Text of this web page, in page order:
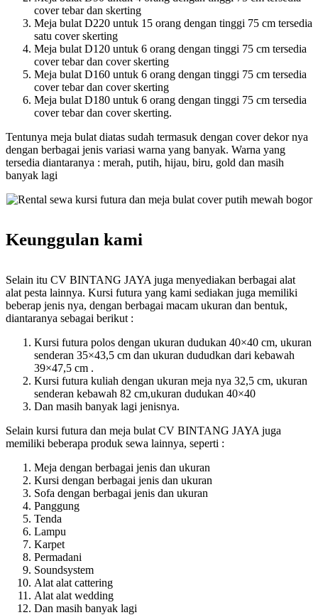
cover tebar dan skerting
Meja bulat D220 untuk 15 orang dengan tinggi 75 cm tersedia
satu cover skerting
Meja bulat D120 untuk 6 orang dengan tinggi 75 cm tersedia
cover tebar dan cover skerting
Meja bulat D160 untuk 6 orang dengan tinggi 75 cm tersedia
cover tebar dan cover skerting
Meja bulat D180 untuk 6 orang dengan tinggi 75 cm tersedia
cover tebar dan cover skerting.
Tentunya meja bulat diatas sudah termasuk dengan cover dekor nya
dengan berbagai jenis variasi warna yang banyak. Warna yang
tersedia diantaranya : merah, putih, hijau, biru, gold dan masih
banyak lagi
Keunggulan kami
Selain itu CV BINTANG JAYA juga menyediakan berbagai alat
alat pesta lainnya. Kursi futura yang kami sediakan juga memiliki
beberap jenis nya, dengan berbagai macam ukuran dan bentuk,
diantaranya sebagai berikut :
Kursi futura polos dengan ukuran dudukan 40×40 cm, ukuran
senderan 35×43,5 cm dan ukuran dududkan dari kebawah
39×47,5 cm .
Kursi futura kuliah dengan ukuran meja nya 32,5 cm, ukuran
senderan kebawah 82 cm,ukuran dudukan 40×40
Dan masih banyak lagi jenisnya.
Selain kursi futura dan meja bulat CV BINTANG JAYA juga
memiliki beberapa produk sewa lainnya, seperti :
Meja dengan berbagai jenis dan ukuran
Kursi dengan berbagai jenis dan ukuran
Sofa dengan berbagai jenis dan ukuran
Panggung
Tenda
Lampu
Karpet
Permadani
Soundsystem
Alat alat cattering
Alat alat wedding
Dan masih banyak lagi